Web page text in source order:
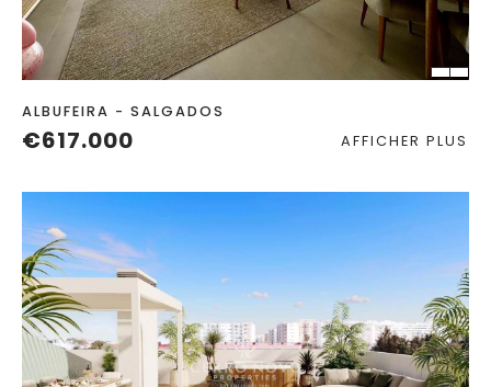
BAIN
CONSTRUITE
2
ALBUFEIRA - SALGADOS
€617.000 AFFICHER PLUS